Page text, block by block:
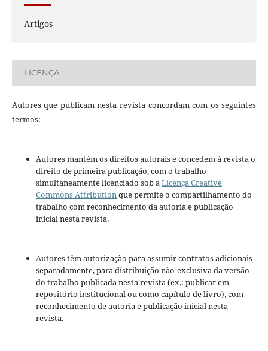
Artigos
LICENÇA
Autores que publicam nesta revista concordam com os seguintes
termos:
Autores mantém os direitos autorais e concedem à revista o
direito de primeira publicação, com o trabalho
simultaneamente licenciado sob aLicença Creative
Commons Attributionque permite o compartilhamento do
trabalho com reconhecimento da autoria e publicação
inicial nesta revista.
Autores têm autorização para assumir contratos adicionais
separadamente, para distribuição não-exclusiva da versão
do trabalho publicada nesta revista (ex.: publicar em
repositório institucional ou como capítulo de livro), com
reconhecimento de autoria e publicação inicial nesta
revista.